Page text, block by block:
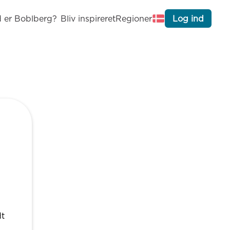
er Boblberg? Bliv inspireretRegioner Log ind